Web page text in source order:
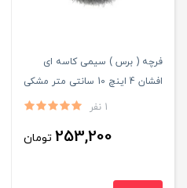
فرچه ( برس ) سیمی کاسه ای
افشان 4 اینچ 10 سانتی متر مشکی
ساب ایران ( کربلایی)
1 نفر
253,200 تومان